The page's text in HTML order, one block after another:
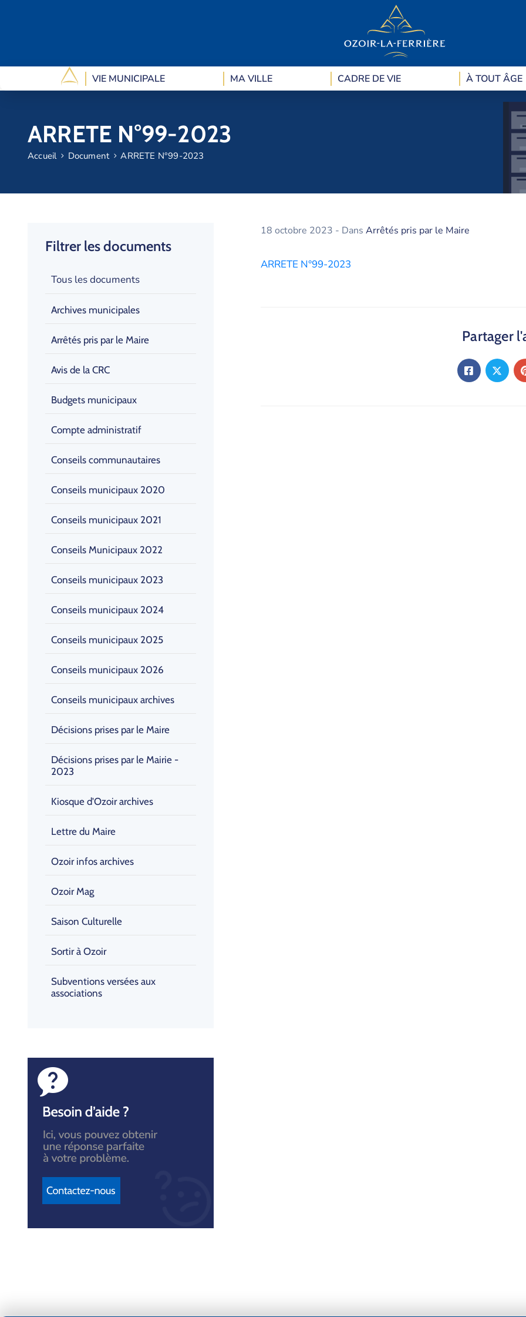
VIE MUNICIPALE MA VILLE CADRE DE VIE À TOUT ÂGE
ARRETE N°99-2023
Accueil Document ARRETE N°99-2023
Filtrer les documents
Tous les documents
Archives municipales
Arrêtés pris par le Maire
Avis de la CRC
Budgets municipaux
Compte administratif
Conseils communautaires
Conseils municipaux 2020
Conseils municipaux 2021
Conseils Municipaux 2022
Conseils municipaux 2023
Conseils municipaux 2024
Conseils municipaux 2025
Conseils municipaux 2026
Conseils municipaux archives
Décisions prises par le Maire
Décisions prises par le Mairie -
2023
Kiosque d'Ozoir archives
Lettre du Maire
Ozoir infos archives
Ozoir Mag
Saison Culturelle
Sortir à Ozoir
Subventions versées aux
associations
18 octobre 2023 - Dans Arrêtés pris par le Maire
ARRETE N°99-2023
Partager